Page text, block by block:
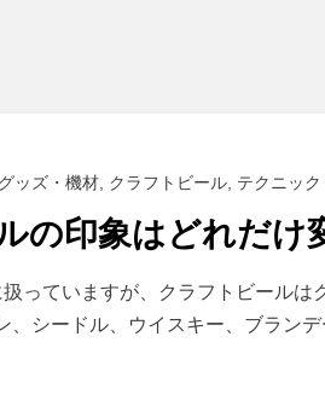
グッズ・機材 クラフトビール テクニッ
の印象はどれだけ
っていますが、クラフトビール
、シードル、ウイスキー、ブラン